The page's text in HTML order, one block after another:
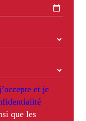
et je
que les